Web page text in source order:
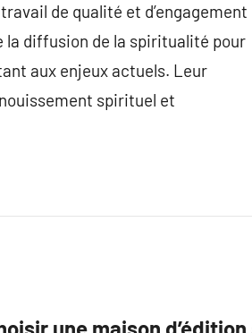
de qualité et d’engagement
diffusion de la spiritualité pour
aux enjeux actuels. Leur
spirituel et